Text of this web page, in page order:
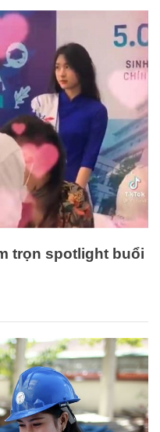
trọn spotlight buổi